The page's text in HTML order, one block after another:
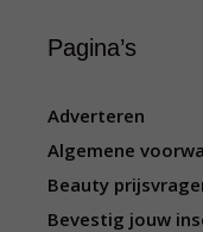
Pagina’s
Adverteren
Algemene
Beauty
Bevestig jouw